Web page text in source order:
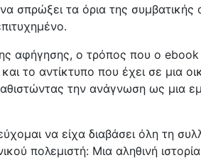
σπρώξει τα όρια της
αφήγησης, ο τρόπος που ο
το αντίκτυπο που έχει σε μια
την ανάγνωση ως μια
να είχα διαβάσει όλη τη
πολεμιστή: Μια αληθινή